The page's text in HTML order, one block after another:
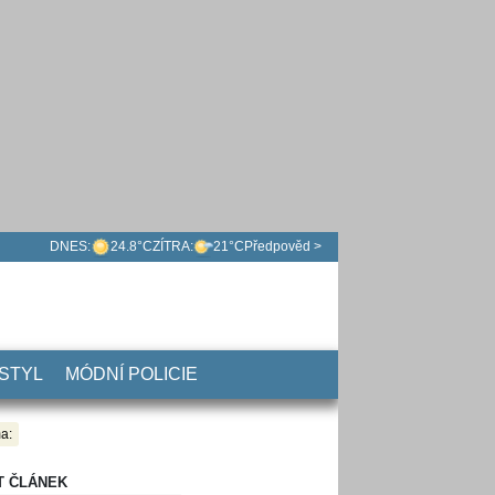
DNES: 24.8°CZÍTRA: 21°C Předpověd >
MÓDNÍ POLICIE
ČLÁNEK